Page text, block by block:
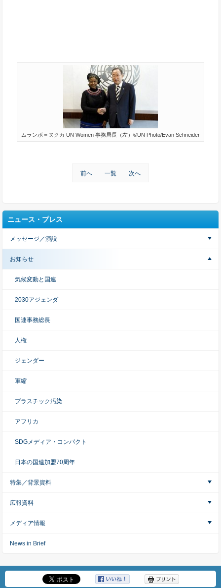
ムランボ＝ヌクカ UN Women 事務局長（左）©UN Photo/Evan Schneider
前へ 一覧 次へ
ニュース・プレス
メッセージ／演説
お知らせ
気候変動と国連
2030アジェンダ
国連事務総長
人権
ジェンダー
軍縮
プラスチック汚染
アフリカ
SDGメディア・コンパクト
日本の国連加盟70周年
特集／背景資料
広報資料
メディア情報
News in Brief